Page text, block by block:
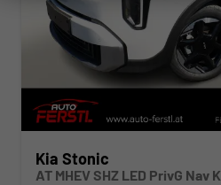
Kia Stonic
AT MHEV SHZ LED PrivG Nav